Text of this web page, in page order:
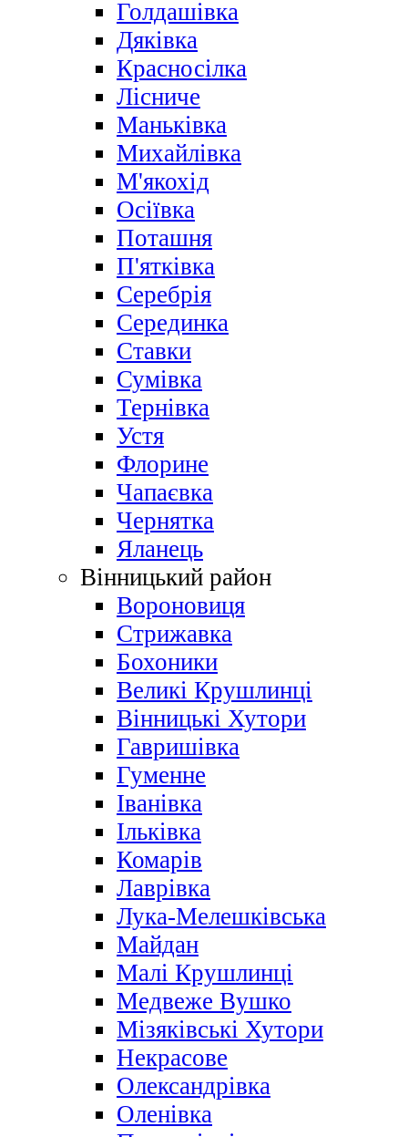
Голдашівка
Дяківка
Красносілка
Лісниче
Маньківка
Михайлівка
М'якохід
Осіївка
Поташня
П'ятківка
Серебрія
Серединка
Ставки
Сумівка
Тернівка
Устя
Флорине
Чапаєвка
Чернятка
Яланець
Вінницький район
Вороновиця
Стрижавка
Бохоники
Великі Крушлинці
Вінницькі Хутори
Гавришівка
Гуменне
Іванівка
Ільківка
Комарів
Лаврівка
Лука-Мелешківська
Майдан
Малі Крушлинці
Медвеже Вушко
Мізяківські Хутори
Некрасове
Олександрівка
Оленівка